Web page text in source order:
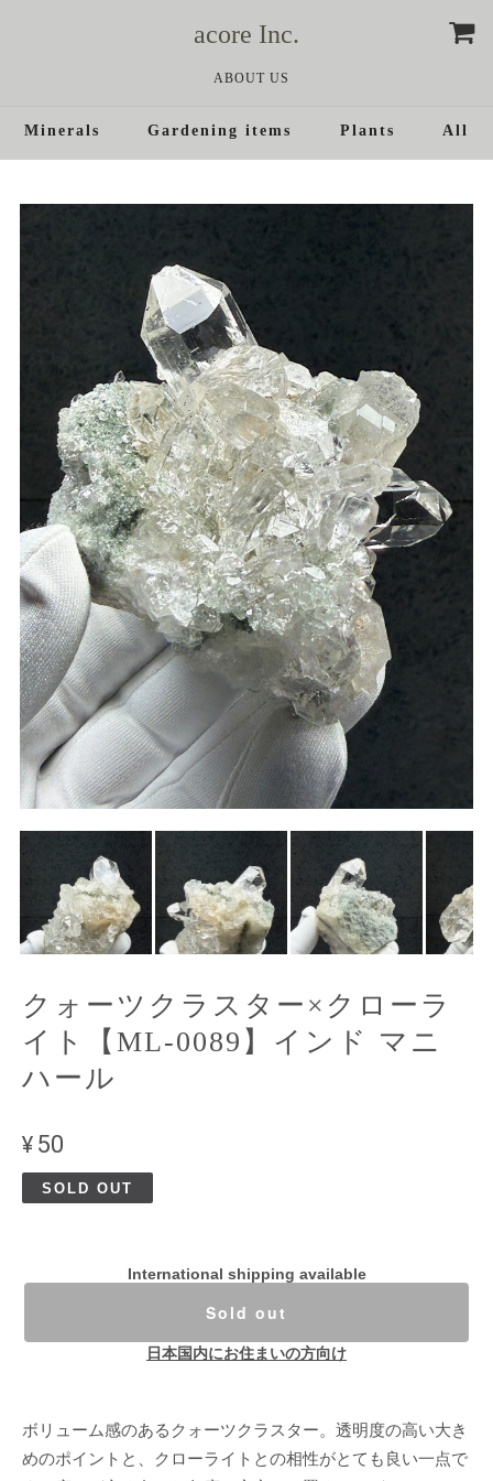
acore Inc.
ABOUT US
Minerals Gardening items Plants All
クォーツクラスター×クローラ
イト【ML-0089】インド マニ
ハール
¥50
SOLD OUT
International shipping available
Sold out
日本国内にお住まいの方向け
ボリューム感のあるクォーツクラスター。透明度の高い大き
めのポイントと、クローライトとの相性がとても良い一点で